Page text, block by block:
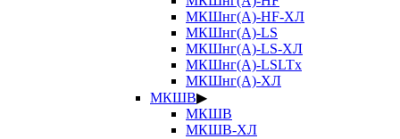
МКШнг(А)-HF-ХЛ
МКШнг(А)-LS
МКШнг(А)-LS-ХЛ
МКШнг(А)-LSLTx
МКШнг(А)-ХЛ
МКШВ▶
МКШВ
МКШВ-ХЛ